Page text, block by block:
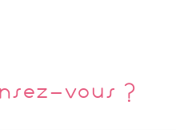
vous ?